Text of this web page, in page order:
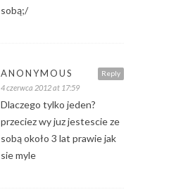
sobą;/
Reply
ANONYMOUS
4 czerwca 2012 at 17:59
Dlaczego tylko jeden?
przeciez wy juz jestescie ze
sobą około 3 lat prawie jak
sie myle